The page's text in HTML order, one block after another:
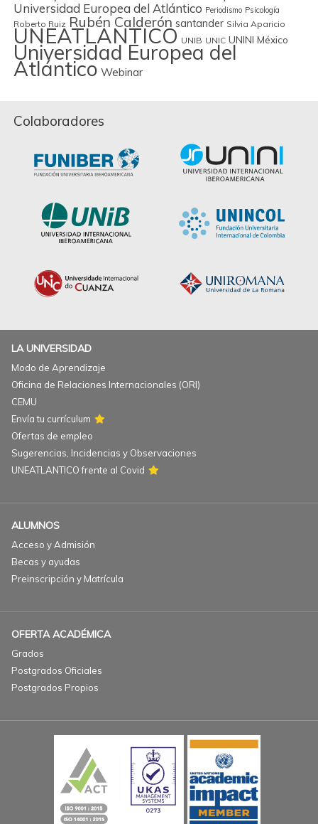
Universidad Europea del Atlántico Periodismo Psicología
Roberto Ruiz Rubén Calderón santander Silvia Aparicio
UNEATLANTICO UNIB UNIC UNINI México
Universidad Europea del
Atlántico Webinar
Colaboradores
LA UNIVERSIDAD
Modo de Aprendizaje
Oficina de Relaciones Internacionales (ORI)
CEMU
Envía tu currículum
Ofertas de empleo
Sugerencias, Incidencias y Observaciones
UNEATLANTICO frente al Covid
ALUMNOS
Acceso y Admisión
Becas y ayudas
Preinscripción y Matrícula
OFERTA ACADÉMICA
Grados
Postgrados Oficiales
Postgrados Propios